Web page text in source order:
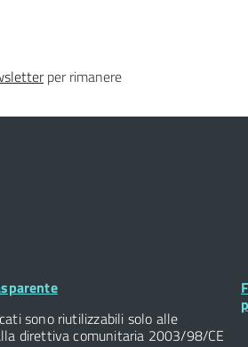
per rimanere
sono riutilizzabili solo alle
direttiva comunitaria 2003/98/CE